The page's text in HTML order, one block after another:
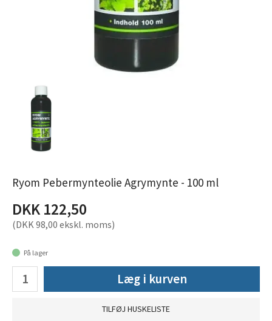
Ryom Pebermynteolie Agrymynte - 100 ml
DKK 122,50
(DKK 98,00 ekskl. moms)
På lager
Læg i kurven
TILFØJ HUSKELISTE